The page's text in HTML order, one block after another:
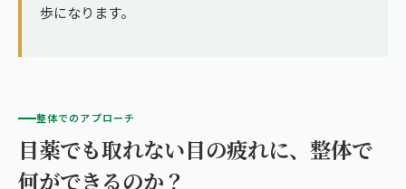
歩になります。
整体でのアプローチ
目薬でも取れない目の疲れに、整体で
何ができるのか？